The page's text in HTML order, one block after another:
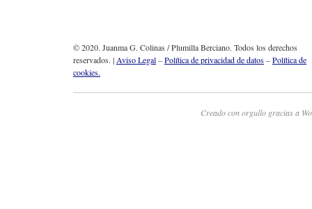
© 2020. Juanma G. Colinas / Plumilla Berciano. Todos los derechos
reservados. | Aviso Legal–Política de privacidad de datos–Política de
cookies.
Creado con orgullo gracias a